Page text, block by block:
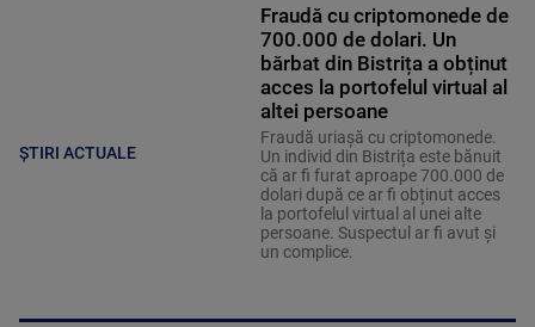
ȘTIRI ACTUALE
Fraudă cu criptomonede de
700.000 de dolari. Un
bărbat din Bistrița a obținut
acces la portofelul virtual al
altei persoane
Fraudă uriașă cu criptomonede.
Un individ din Bistrița este bănuit
că ar fi furat aproape 700.000 de
dolari după ce ar fi obținut acces
la portofelul virtual al unei alte
persoane. Suspectul ar fi avut și
un complice.